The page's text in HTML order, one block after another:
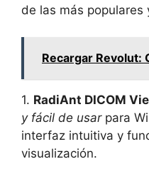
de las más populares
Recargar Revolut:
1. RadiAnt DICOM
y fácil de usarpara
interfaz intuitiva y
visualización.